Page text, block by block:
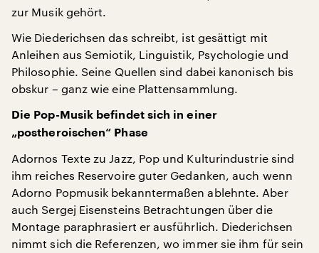
zur Musik gehört.
Wie Diederichsen das schreibt, ist gesättigt mit
Anleihen aus Semiotik, Linguistik, Psychologie und
Philosophie. Seine Quellen sind dabei kanonisch bis
obskur – ganz wie eine Plattensammlung.
Die Pop-Musik befindet sich in einer
„postheroischen“ Phase
Adornos Texte zu Jazz, Pop und Kulturindustrie sind
ihm reiches Reservoire guter Gedanken, auch wenn
Adorno Popmusik bekanntermaßen ablehnte. Aber
auch Sergej Eisensteins Betrachtungen über die
Montage paraphrasiert er ausführlich. Diederichsen
nimmt sich die Referenzen, wo immer sie ihm für sein